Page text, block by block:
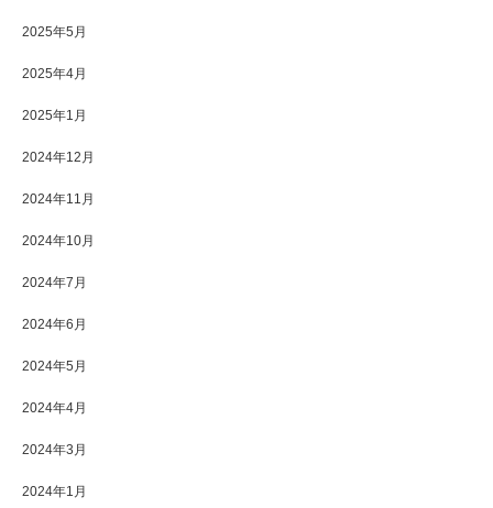
2025年5月
2025年4月
2025年1月
2024年12月
2024年11月
2024年10月
2024年7月
2024年6月
2024年5月
2024年4月
2024年3月
2024年1月